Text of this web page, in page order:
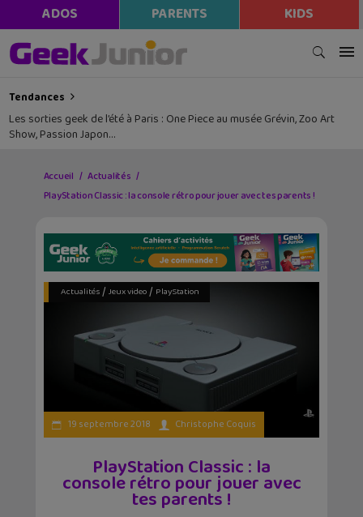
ADOS PARENTS KIDS
Tendances
Les sorties geek de l’été à Paris : One Piece au musée Grévin, Zoo Art
Show, Passion Japon…
Accueil
Actualités
PlayStation Classic : la console rétro pour jouer avec tes parents !
Actualités/ Jeux video/ PlayStation
19 septembre 2018 Christophe Coquis
PlayStation Classic : la
console rétro pour jouer avec
tes parents !